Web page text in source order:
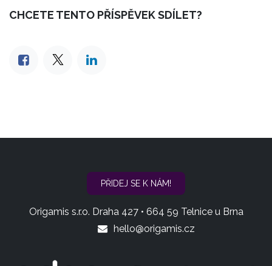
CHCETE TENTO PŘÍSPĚVEK SDÍLET?
PŘIDEJ SE K NÁ​​M!
Origamis s.r.o. Draha 427 • 664 59 Telnice u Brna
hello@origamis.cz